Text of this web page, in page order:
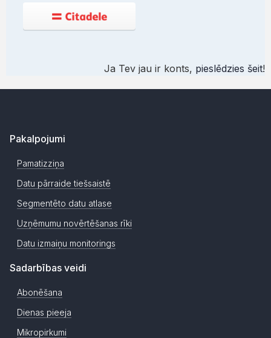
Ja Tev jau ir konts, pieslēdzies šeit!
Pakalpojumi
Pamatizziņa
Datu pārraide tiešsaistē
Segmentēto datu atlase
Uzņēmumu novērtēšanas rīki
Datu izmaiņu monitorings
Sadarbības veidi
Abonēšana
Dienas pieeja
Mikropirkumi